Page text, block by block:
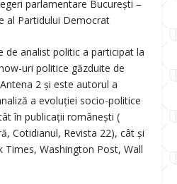
parlamentare București –
al Partidului Democrat
de analist politic a participat la
uri politice găzduite de
2 și este autorul a
a evoluției socio-politice
în publicații românești (
Cotidianul, Revista 22), cât și
Times, Washington Post, Wall